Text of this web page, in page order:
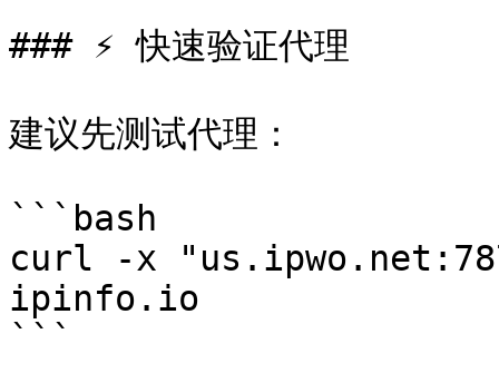
### ⚡ 快速验证代理
建议先测试代理：
```bash
curl -x
ipinfo.io
```